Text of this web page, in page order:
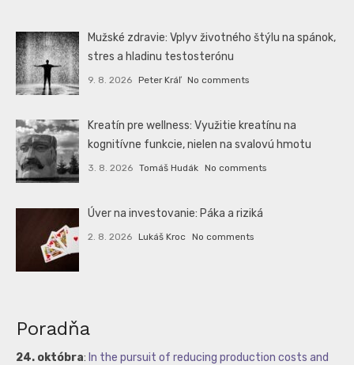
Mužské zdravie: Vplyv životného štýlu na spánok,
stres a hladinu testosterónu
9. 8. 2026 Peter Kráľ No comments
Kreatín pre wellness: Využitie kreatínu na
kognitívne funkcie, nielen na svalovú hmotu
3. 8. 2026 Tomáš Hudák No comments
Úver na investovanie: Páka a riziká
2. 8. 2026 Lukáš Kroc No comments
Poradňa
24. októbra: In the pursuit of reducing production costs and